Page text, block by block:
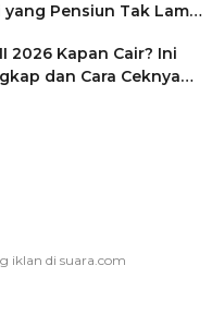
Pensiun Tak Lama
2026 Kapan Cair? Ini
dan Cara Ceknya
Hangus!